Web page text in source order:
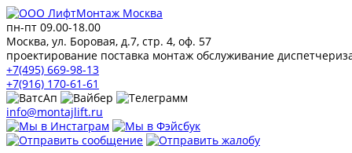
пн-пт 09.00-18.00
Москва, ул. Боровая, д.7, стр. 4, оф. 57
проектирование поставка монтаж обслуживание
+7(495) 669-98-13
+7(916) 170-61-61
info@montajlift.ru